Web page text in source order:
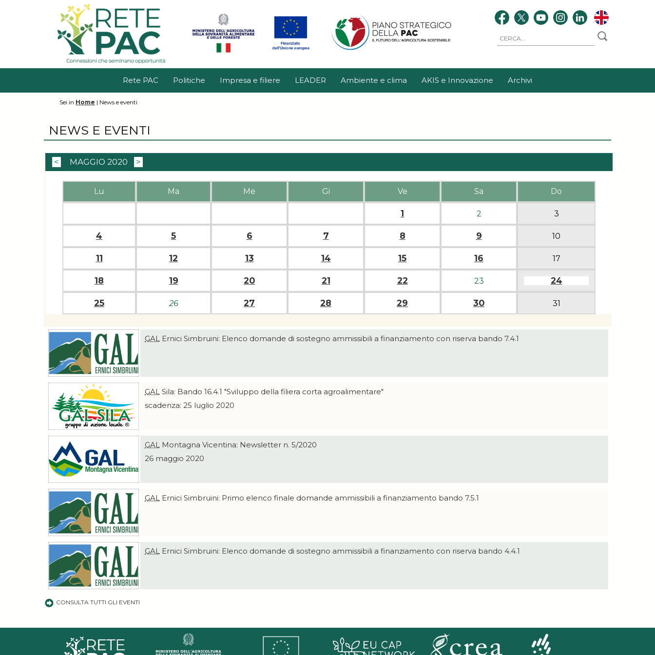
Rete PAC Politiche Impresa e filiere LEADER Ambiente e clima AKIS e Innovazione Archivi
Sei in Home | News e eventi
NEWS E EVENTI
< MAGGIO 2020 >
Lu Ma Me Gi Ve Sa Do
1 2 3
4 5 6 7 8 9 10
11 12 13 14 15 16 17
18 19 20 21 22 23 24
25 26 27 28 29 30 31
GAL Ernici Simbruini: Elenco domande di sostegno ammissibili a finanziamento con riserva bando 7.4.1
GAL Sila: Bando 16.4.1 "Sviluppo della filiera corta agroalimentare"
scadenza: 25 luglio 2020
GAL Montagna Vicentina: Newsletter n. 5/2020
26 maggio 2020
GAL Ernici Simbruini: Primo elenco finale domande ammissibili a finanziamento bando 7.5.1
GAL Ernici Simbruini: Elenco domande di sostegno ammissibili a finanziamento con riserva bando 4.4.1
CONSULTA TUTTI GLI EVENTI